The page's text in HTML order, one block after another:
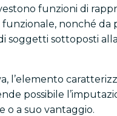
funzioni di
nonché
soggetti sottoposti
l’elemento
possibile
o a suo vantaggio.